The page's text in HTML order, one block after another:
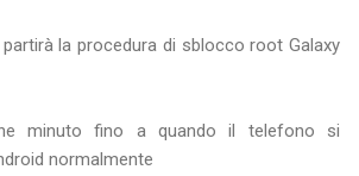
partirà la procedura di sblocco root Galaxy
minuto fino a quando il telefono si
normalmente